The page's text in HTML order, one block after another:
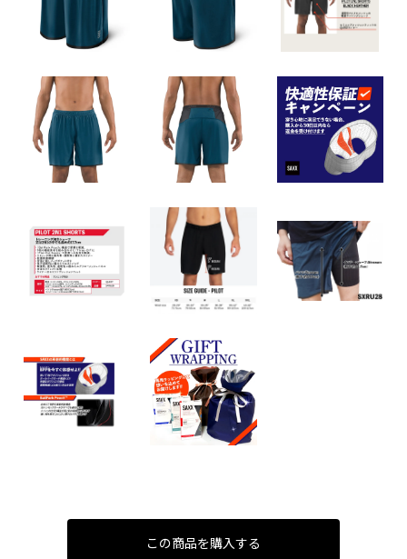
この商品を購入する